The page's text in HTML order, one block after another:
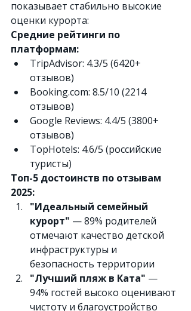
показывает стабильно высокие
оценки курорта:
Средние рейтинги по
платформам:
TripAdvisor: 4.3/5 (6420+
отзывов)
Booking.com: 8.5/10 (2214
отзывов)
Google Reviews: 4.4/5 (3800+
отзывов)
TopHotels: 4.6/5 (российские
туристы)
Топ-5 достоинств по отзывам
2025:
"Идеальный семейный
курорт" — 89% родителей
отмечают качество детской
инфраструктуры и
безопасность территории
"Лучший пляж в Ката" —
94% гостей высоко оценивают
чистоту и благоустройство